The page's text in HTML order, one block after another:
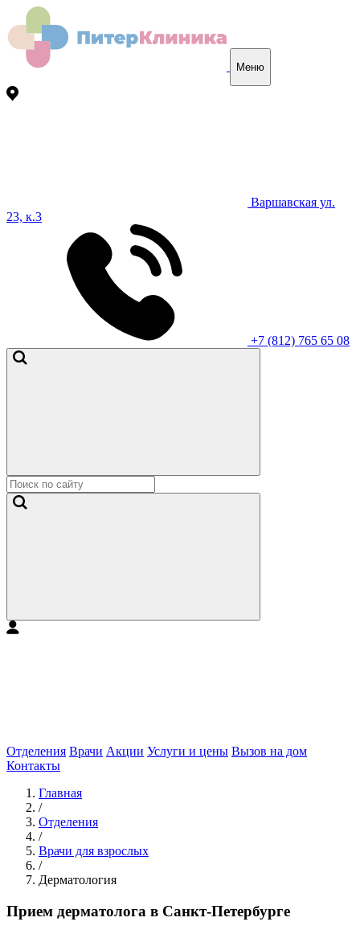
Меню
Варшавская ул.
23, к.3
+7 (812) 765 65 08
Отделения Врачи Акции Услуги и цены Вызов на дом
Контакты
Главная
/
Отделения
/
Врачи для взрослых
/
Дерматология
Прием дерматолога в Санкт-Петербурге